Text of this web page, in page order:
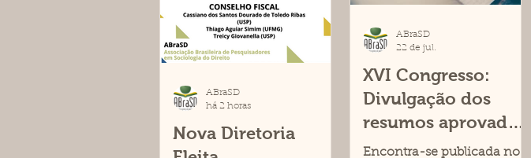
Nova Diretoria
ABraSD
há 2 horas
XVI Congresso:
Divulgação dos
resumos aprovados
e datas para
Encontra-se publicada no
ABraSD
22 de jul.